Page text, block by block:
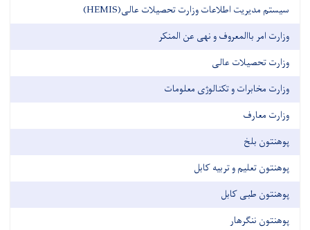
سیستم مدیریت اطلاعات وزارت تحصیلات عالی(HEMIS)
وزارت امر باالمعروف و نهی عن المنکر
وزارت تحصیلات عالی
وزارت مخابرات و تکنالوژی معلومات
وزارت معارف
پوهنتون بلخ
پوهنتون تعلیم و تربیه کابل
پوهنتون طبی کابل
پوهنتون ننگرهار